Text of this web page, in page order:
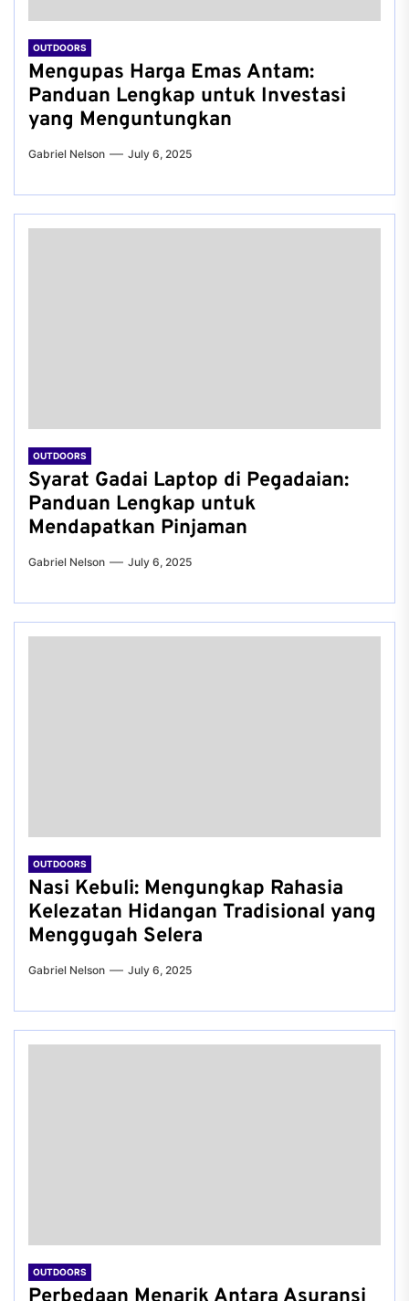
OUTDOORS
Mengupas Harga Emas Antam:
Panduan Lengkap untuk Investasi
yang Menguntungkan
Gabriel Nelson July 6, 2025
OUTDOORS
Syarat Gadai Laptop di Pegadaian:
Panduan Lengkap untuk
Mendapatkan Pinjaman
Gabriel Nelson July 6, 2025
OUTDOORS
Nasi Kebuli: Mengungkap Rahasia
Kelezatan Hidangan Tradisional yang
Menggugah Selera
Gabriel Nelson July 6, 2025
OUTDOORS